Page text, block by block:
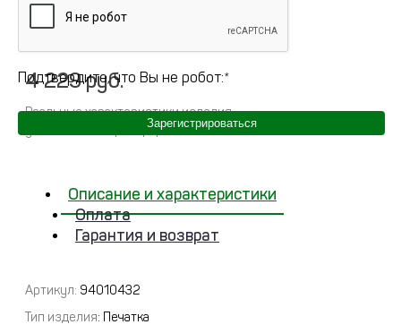
Полное описание
4 229 руб.
Реальные характеристики изделия
указываются при оформлении заказа
Описание и характеристики
Оплата
Гарантия и возврат
Артикул: 94010432
Тип изделия: Печатка
Подтвердите, что Вы не робот:*
Зарегистрироваться